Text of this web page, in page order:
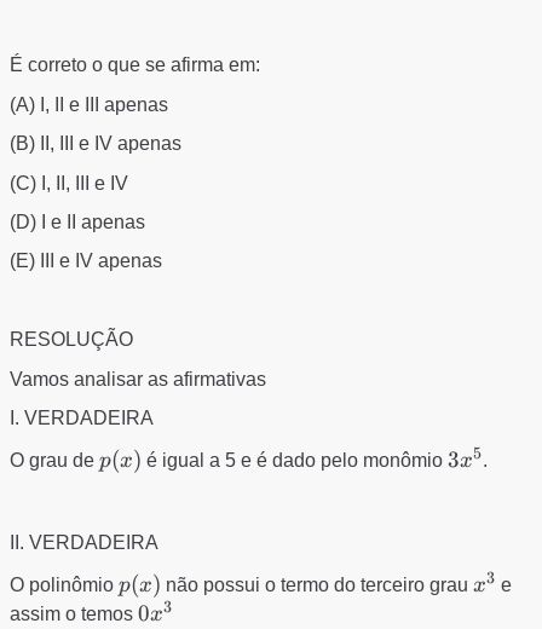
É correto o que se afirma em:
(A) I, II e III apenas
(B) II, III e IV apenas
(C) I, II, III e IV
(D) I e II apenas
(E) III e IV apenas
RESOLUÇÃO
Vamos analisar as afirmativas
I. VERDADEIRA
O grau de p(x)
p(x) é igual a 5 e é dado pelo monômio 3x^{5}
3x5.
II. VERDADEIRA
O polinômio p(x)
p(x) não possui o termo do terceiro grau x^{3}
x3 e
assim o temos 0x^{3}
0x3